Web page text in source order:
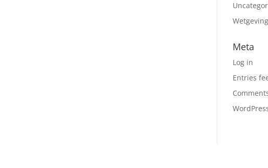
Wetgeving
Meta
Log in
Entries